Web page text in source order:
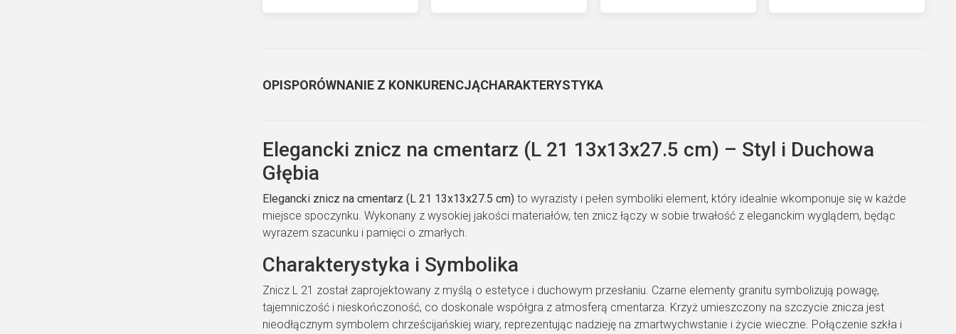
OPISPORÓWNANIE Z KONKURENCJĄCHARAKTERYSTYKA
Elegancki znicz na cmentarz (L 21 13x13x27.5 cm) – Styl i Duchowa
Głębia
Elegancki znicz na cmentarz (L 21 13x13x27.5 cm) to wyrazisty i pełen symboliki element, który idealnie wkomponuje się w każde
miejsce spoczynku. Wykonany z wysokiej jakości materiałów, ten znicz łączy w sobie trwałość z eleganckim wyglądem, będąc
wyrazem szacunku i pamięci o zmarłych.
Charakterystyka i Symbolika
Znicz L 21 został zaprojektowany z myślą o estetyce i duchowym przesłaniu. Czarne elementy granitu symbolizują powagę,
tajemniczość i nieskończoność, co doskonale współgra z atmosferą cmentarza. Krzyż umieszczony na szczycie znicza jest
nieodłącznym symbolem chrześcijańskiej wiary, reprezentując nadzieję na zmartwychwstanie i życie wieczne. Połączenie szkła i